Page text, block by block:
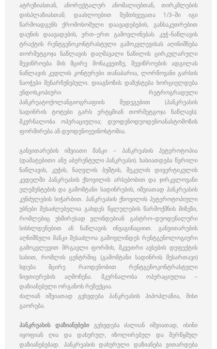
ატრეზიასთან, ანორექტალურ ანომალიებთან, თირკმლების
დისპლაზიასთან; დაახლოებით შემთხვევათა 1/3–ში იგი
წარმოადგენს ქრომოსომული დაავადებების, განსაკუთრებით
დაუნის დაავადების, ერთ–ერთ გამოვლინებას. კუჭ–ნაწლავის
ტრაქტის რენტგენოკონტრასტული გამოკვლევისას აღინიშნება
თორმეტგოჯა ნაწლავის დაღმავალი ნაწილის ცირკულარული
შევიწროება მის მცირე მონაკვეთზე, შევიწროების ადგილას
ნაწლავის კედლის კონტურები თანაბარია, ლორწოვანი გარსის
ნაოჭები შენარჩუნებული. დიაგნოზის დაზუსტება ხორციელდება
ენდოსკოპიური რეტროგრადული
პანკრეატოქოლანგიოგრაფიის შედეგებით (პანკრეასის
სადინრის ტოტები გარს ერტყმიან თორმეტგოჯა ნაწლავს).
მკურნალობა ოპერაციულია; დუოდენოდუოდენოანასტომოზის
ფორმირება ან დუოდენოეუინოსტომია.
განვითარების იშვიათი მანკი – პანკრეასის ჰეტეროტოპია
(დამატებითი ანუ აბერენტული პანკრეასი). ხასიათდება წვრილი
ნაწლავის, კუჭის, ნაღვლის ბუშტის, მეკელის დივერტიკულის
კედელში პანკრეასის ქსოვილის არსებობით და ჯირკვლოვანი
ელემენტების და გამომტანი სადინრების, იშვიათად პანკრეასის
კუნძულების სიჭარბით. პანკრეასის ქსოვილის ჰეტეროტოპიული
უბნები შესაძლებელია გახდეს წყლულების წარმოქმნის მიზეზი,
რომლებიც უხშირესად ვლინდებიან გასტრო–დუოდენალური
სისხლდენებით ან ნაწლავის ინვაგინაციით. განვითარების
აღნიშნული მანკი შესაძლოა გამოვლინდეს რენტგენოლოგიური
გამოკვლევით მრგავლი ფორმის, მკვეთრი ავსების დეფექტის
სახით, რომლის ცენტრშიც (გამომტანი სადინრის შესართავი)
ხდება მცირე რაოდენობით რენტგენოკონტრასტული
ნივთიერების აღმოჩენა. მკურნალობა ოპერაციულია –
დაზიანებული ორგანოს რეზექცია.
ძალიან იშვიათად გვხვდება პანკრეასის ჰიპოპლაზია, მისი
გაორება.
პანკრეასის დაზიანებებიგვხვდება ძალიან იშვიათად, ისინი
იყოფიან ღია და დახურულ, იზოლირებულ და შერწყმულ
დაზიანებებად. პანკრეასის დახურული დაზიანება ვითარდება